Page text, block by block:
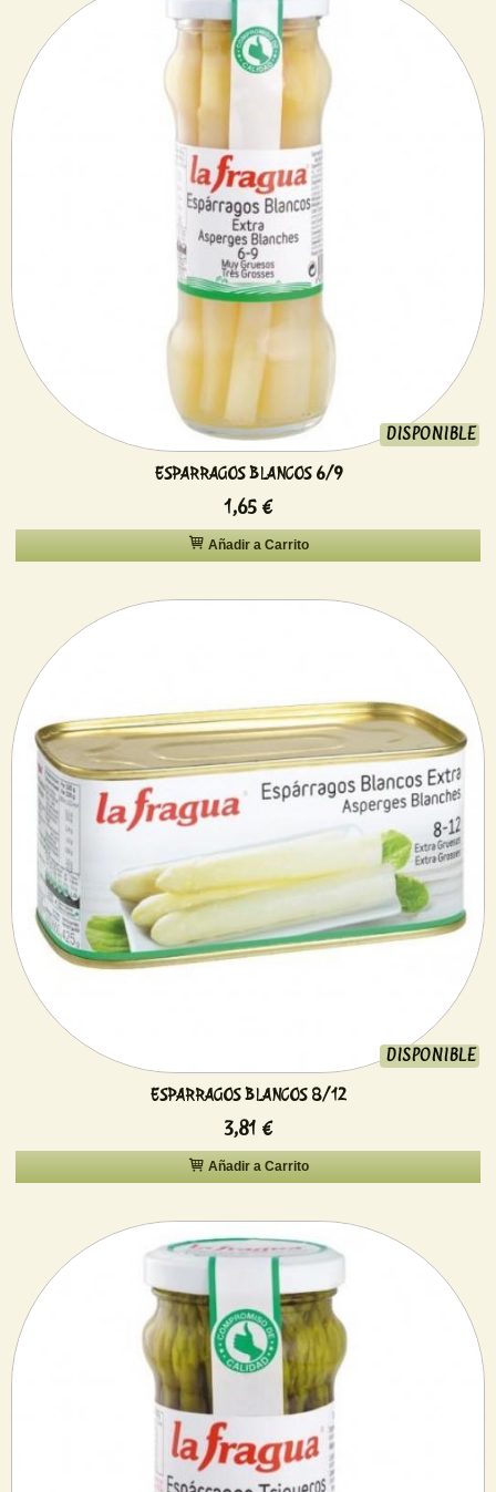
DISPONIBLE
ESPARRAGOS BLANCOS 6/9
1,65 €
Añadir a Carrito
DISPONIBLE
ESPARRAGOS BLANCOS 8/12
3,81 €
Añadir a Carrito